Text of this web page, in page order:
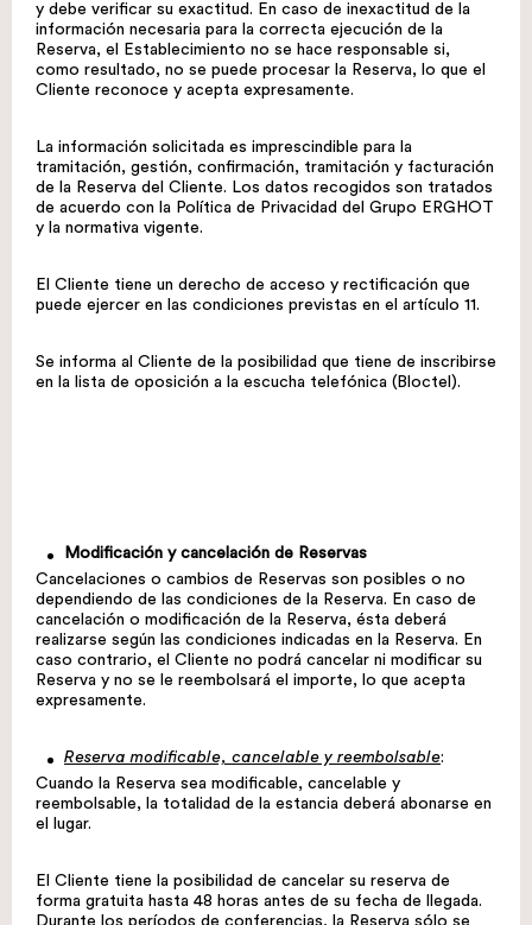
y debe verificar su exactitud. En caso de inexactitud de la
información necesaria para la correcta ejecución de la
Reserva, el Establecimiento no se hace responsable si,
como resultado, no se puede procesar la Reserva, lo que el
Cliente reconoce y acepta expresamente.
La información solicitada es imprescindible para la
tramitación, gestión, confirmación, tramitación y facturación
de la Reserva del Cliente. Los datos recogidos son tratados
de acuerdo con la Política de Privacidad del Grupo ERGHOT
y la normativa vigente.
El Cliente tiene un derecho de acceso y rectificación que
puede ejercer en las condiciones previstas en el artículo 11.
Se informa al Cliente de la posibilidad que tiene de inscribirse
en la lista de oposición a la escucha telefónica (Bloctel).
Modificación y cancelación de Reservas
Cancelaciones o cambios de Reservas son posibles o no
dependiendo de las condiciones de la Reserva. En caso de
cancelación o modificación de la Reserva, ésta deberá
realizarse según las condiciones indicadas en la Reserva. En
caso contrario, el Cliente no podrá cancelar ni modificar su
Reserva y no se le reembolsará el importe, lo que acepta
expresamente.
Reserva modificable, cancelable y reembolsable:
Cuando la Reserva sea modificable, cancelable y
reembolsable, la totalidad de la estancia deberá abonarse en
el lugar.
El Cliente tiene la posibilidad de cancelar su reserva de
forma gratuita hasta 48 horas antes de su fecha de llegada.
Durante los períodos de conferencias, la Reserva sólo se